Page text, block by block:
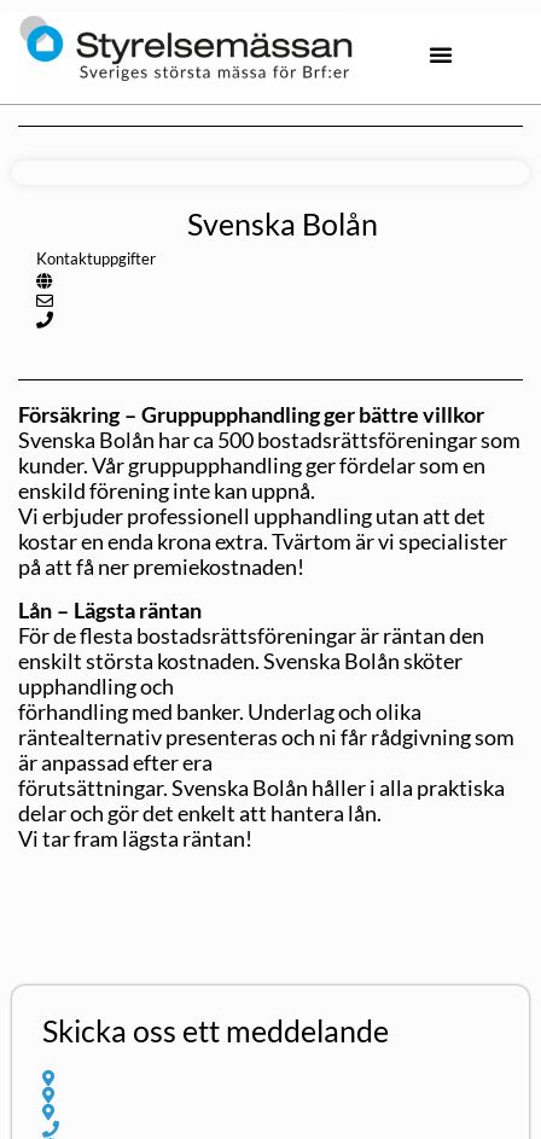
Svenska Bolån
Kontaktuppgifter
Försäkring – Gruppupphandling ger bättre villkor
Svenska Bolån har ca 500 bostadsrättsföreningar som
kunder. Vår gruppupphandling ger fördelar som en
enskild förening inte kan uppnå.
Vi erbjuder professionell upphandling utan att det
kostar en enda krona extra. Tvärtom är vi specialister
på att få ner premiekostnaden!
Lån – Lägsta räntan
För de flesta bostadsrättsföreningar är räntan den
enskilt största kostnaden. Svenska Bolån sköter
upphandling och
förhandling med banker. Underlag och olika
räntealternativ presenteras och ni får rådgivning som
är anpassad efter era
förutsättningar. Svenska Bolån håller i alla praktiska
delar och gör det enkelt att hantera lån.
Vi tar fram lägsta räntan!
Skicka oss ett meddelande